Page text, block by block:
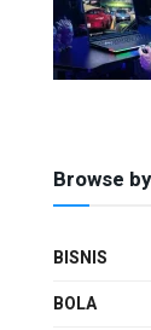
Browse
BISNIS
BOLA